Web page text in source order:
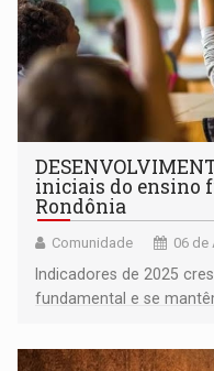
iniciais do ensino
Rondônia
Comunidade 06 de
Indicadores de 2025
fundamental e se